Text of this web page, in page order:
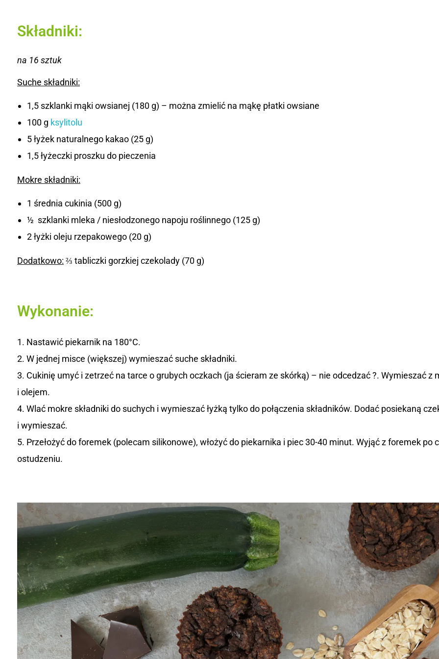
Składniki:
na 16 sztuk
Suche składniki:
1,5 szklanki mąki owsianej (180 g) – można zmielić na mąkę płatki owsiane
100 g ksylitolu
5 łyżek naturalnego kakao (25 g)
1,5 łyżeczki proszku do pieczenia
Mokre składniki:
1 średnia cukinia (500 g)
½ szklanki mleka / niesłodzonego napoju roślinnego (125 g)
2 łyżki oleju rzepakowego (20 g)
Dodatkowo: ⅔ tabliczki gorzkiej czekolady (70 g)
Wykonanie:
Nastawić piekarnik na 180°C.
W jednej misce (większej) wymieszać suche składniki.
Cukinię umyć i zetrzeć na tarce o grubych oczkach (ja ścieram ze skórką) – nie odcedzać ?. Wymieszać z
i olejem.
Wlać mokre składniki do suchych i wymieszać łyżką tylko do połączenia składników. Dodać posiekaną
i wymieszać.
Przełożyć do foremek (polecam silikonowe), włożyć do piekarnika i piec 30-40 minut. Wyjąć z foremek po
ostudzeniu.